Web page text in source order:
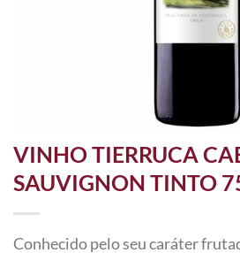
VINHO TIERRUCA
SAUVIGNON TINTO
Conhecido pelo seu caráter